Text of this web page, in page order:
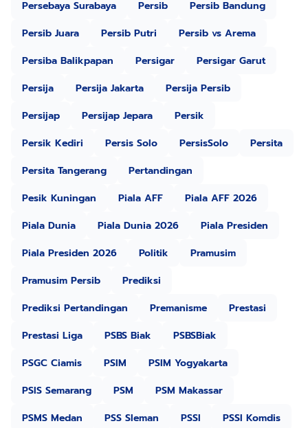
Persebaya Surabaya Persib
Persib Bandung
Persib Juara
Persib Putri
Persib vs Arema
Persiba Balikpapan
Persigar
Persigar Garut
Persija
Persija Jakarta
Persija Persib
Persijap
Persijap Jepara
Persik
Persik Kediri
Persis Solo PersisSolo
Persita
Persita Tangerang
Pertandingan
Pesik Kuningan
Piala AFF
Piala AFF 2026
Piala Dunia
Piala Dunia 2026
Piala Presiden
Piala Presiden 2026
Politik
Pramusim
Pramusim Persib
Prediksi
Prediksi Pertandingan
Premanisme
Prestasi
Prestasi Liga
PSBS Biak
PSBSBiak
PSGC Ciamis
PSIM
PSIM Yogyakarta
PSIS Semarang
PSM
PSM Makassar
PSMS Medan
PSS Sleman PSSI
PSSI Komdis